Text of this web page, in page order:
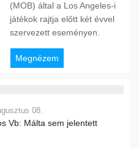
(MOB) által a Los Angeles-i
játékok rajtja előtt két évvel
szervezett eseményen.
Megnézem
08.
Vb: Málta sem jelentett